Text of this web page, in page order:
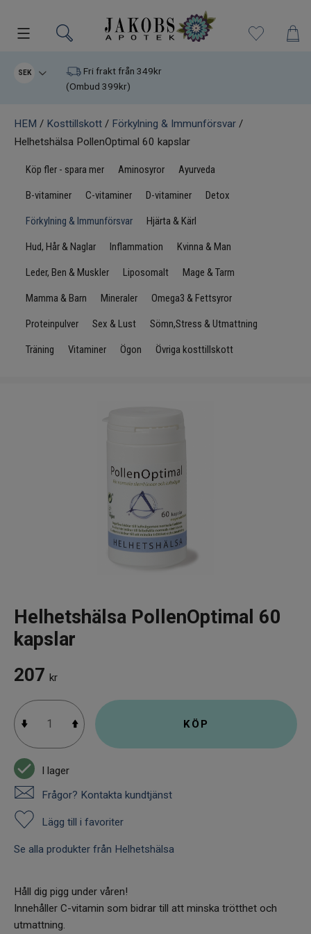
Kampanjer
Varumärken
Kosttillskott
Hudvård
Infrarött Ljus
Vattenrening & Övrigt
SEK
Fri frakt från 349kr
(Ombud 399kr)
HEM / Kosttillskott / Förkylning & Immunförsvar /
Helhetshälsa PollenOptimal 60 kapslar
Köp fler - spara mer Aminosyror Ayurveda
B-vitaminer C-vitaminer D-vitaminer Detox
Förkylning & Immunförsvar Hjärta & Kärl
Hud, Hår & Naglar Inflammation Kvinna & Man
Leder, Ben & Muskler Liposomalt Mage & Tarm
Mamma & Barn Mineraler Omega3 & Fettsyror
Proteinpulver Sex & Lust Sömn,Stress & Utmattning
Träning Vitaminer Ögon Övriga kosttillskott
Helhetshälsa PollenOptimal 60
kapslar
207 kr
KÖP
I lager
Frågor? Kontakta kundtjänst
Lägg till i favoriter
Se alla produkter från Helhetshälsa
Håll dig pigg under våren!
Innehåller C-vitamin som bidrar till att minska trötthet och
utmattning.